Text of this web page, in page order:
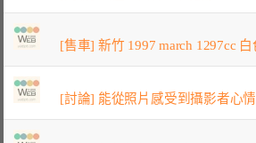
[售車] 新竹 1997 march 1297cc 白
[討論] 能從照片感受到攝影者心